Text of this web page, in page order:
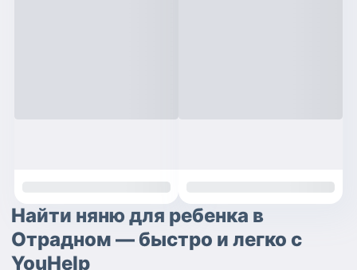
Найти няню для ребенка в
Отрадном — быстро и легко с
YouHelp